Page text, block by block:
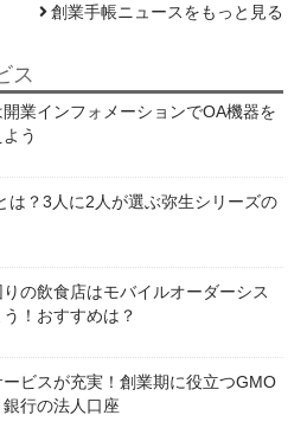
創業手帳ニュースをもっと見る
ス
業インフォメーションでOA機器を
う
は？3人に2人が選ぶ弥生シリーズの
の飲食店はモバイルオーダーシス
！おすすめは？
ビスが充実！創業期に役立つGMO
行の法人口座